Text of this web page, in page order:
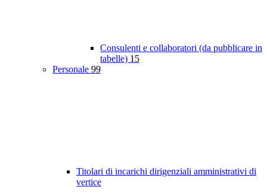
Consulenti e collaboratori (da pubblicare in
tabelle) 15
Personale 99
Titolari di incarichi dirigenziali amministrativi di
vertice